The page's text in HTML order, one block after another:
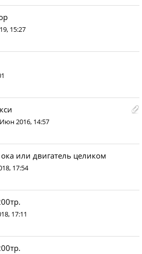
15:27
2016, 14:57
или двигатель целиком
17:54
17:11